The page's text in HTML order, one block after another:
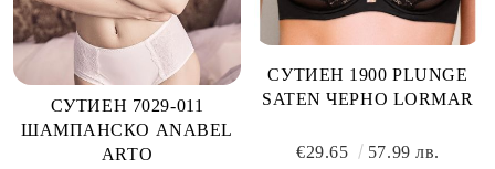
СУТИЕН 7029-011
ШАМПАНСКО ANABEL
ARTO
СУТИЕН 1900 PLUNGE
SATEN ЧЕРНО LORMAR
€29.65 57.99 лв.